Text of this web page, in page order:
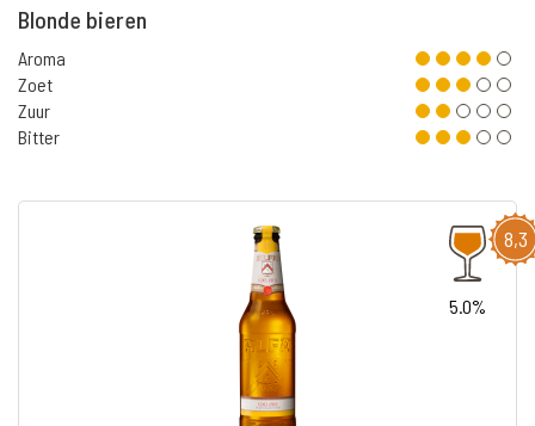
Blonde bieren
Aroma
Zoet
Zuur
Bitter
8,3
5.0%